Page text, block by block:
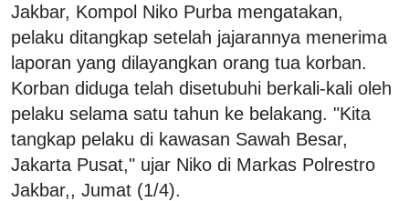
Jakbar, Kompol Niko Purba mengatakan,
pelaku ditangkap setelah jajarannya menerima
laporan yang dilayangkan orang tua korban.
Korban diduga telah disetubuhi berkali-kali oleh
pelaku selama satu tahun ke belakang. "Kita
tangkap pelaku di kawasan Sawah Besar,
Jakarta Pusat," ujar Niko di Markas Polrestro
Jakbar,, Jumat (1/4).